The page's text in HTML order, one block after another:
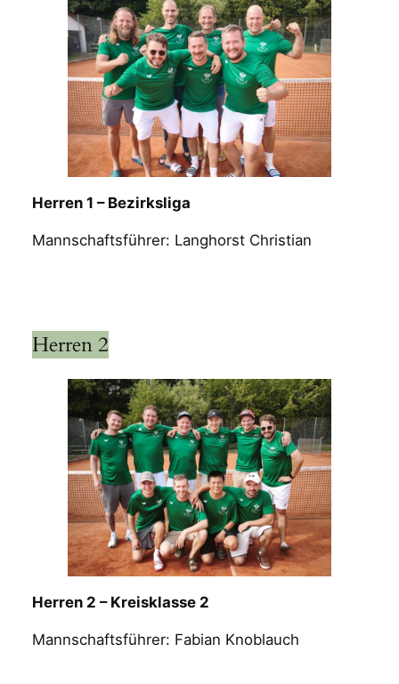
Herren 1 – Bezirksliga
Mannschaftsführer: Langhorst Christian
Herren 2
Herren 2 – Kreisklasse 2
Mannschaftsführer: Fabian Knoblauch